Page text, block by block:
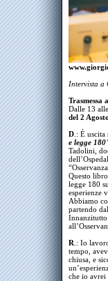
Intervista a
Trasmessa
Dalle 13
del 2
D .: È
e legge 180
Tadolini,
Questo
legge 180
esperienze
Abbiamo
partendo
R .: Io
tempo,
chiusa, e
che io avrei